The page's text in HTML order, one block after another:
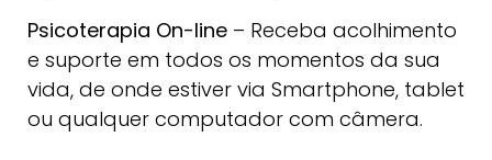
Psicoterapia On-line – Receba acolhimento
e suporte em todos os momentos da sua
vida, de onde estiver via Smartphone, tablet
ou qualquer computador com câmera.